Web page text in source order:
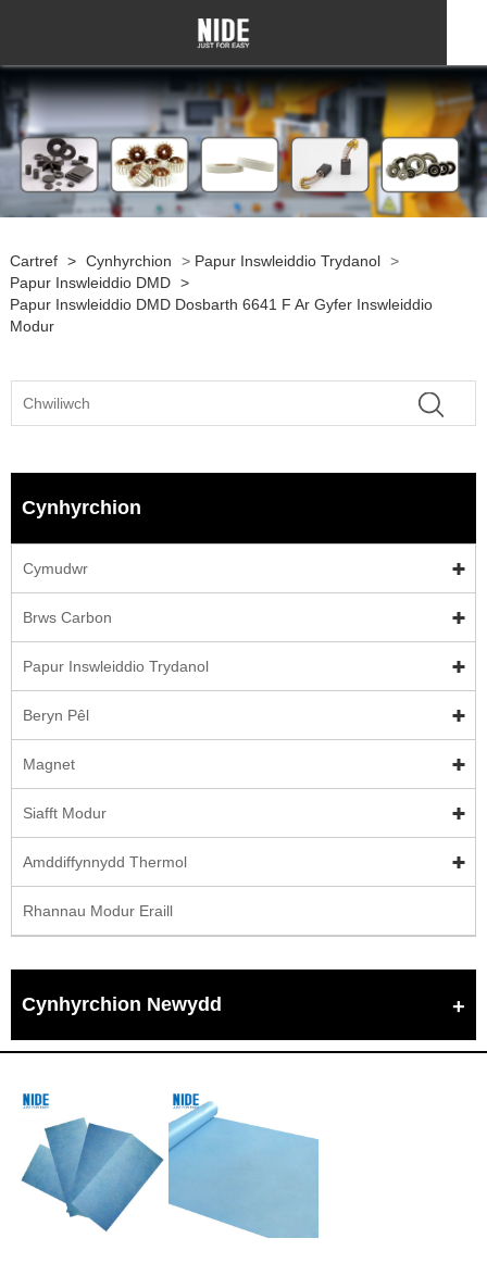
Cartref > Cynhyrchion > Papur Inswleiddio Trydanol >
Papur Inswleiddio DMD >
Papur Inswleiddio DMD Dosbarth 6641 F Ar Gyfer Inswleiddio
Modur
Cynhyrchion
Cymudwr
Brws Carbon
Papur Inswleiddio Trydanol
Beryn Pêl
Magnet
Siafft Modur
Amddiffynnydd Thermol
Rhannau Modur Eraill
Cynhyrchion Newydd